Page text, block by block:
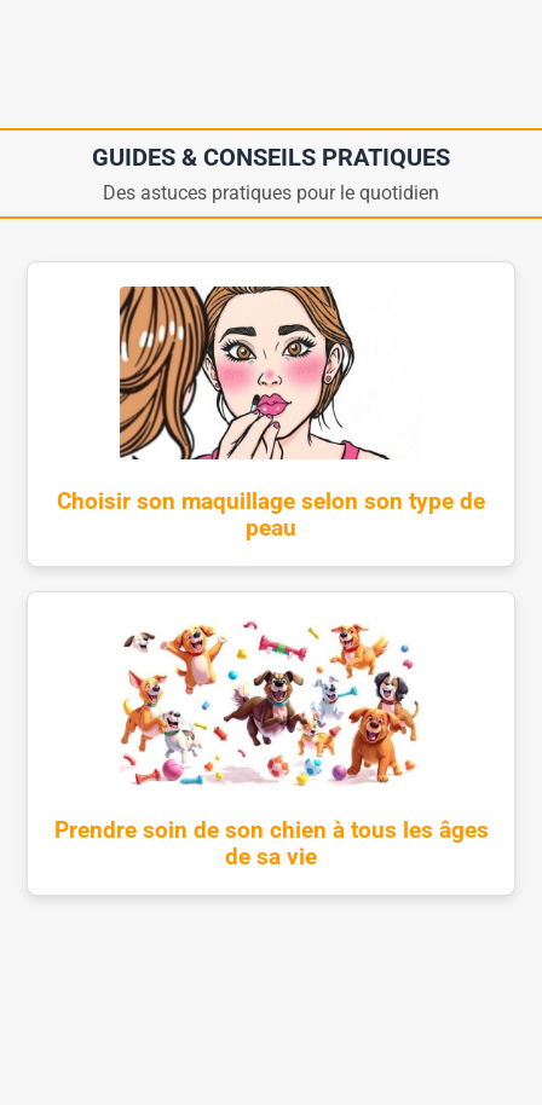
GUIDES & CONSEILS PRATIQUES
Des astuces pratiques pour le quotidien
Choisir son maquillage selon son type de
peau
Prendre soin de son chien à tous les âges
de sa vie